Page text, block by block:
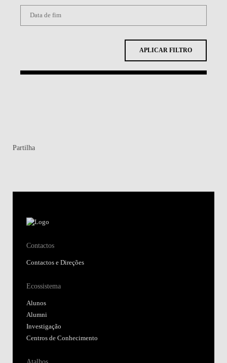
APLICAR FILTRO
Partilha
Contactos
Contactos e Direções
Ecossistema
Alunos
Alumni
Investigação
Centros de Conhecimento